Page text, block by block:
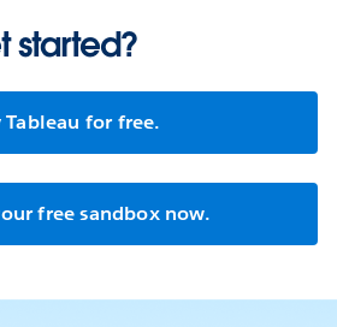
started?
Tableau for free.
free sandbox now.